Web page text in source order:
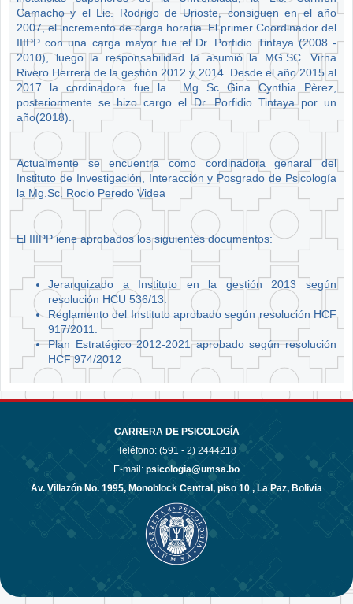
Camacho y el Lic. Rodrigo de Urioste, consiguen en el año
2007, el incremento de carga horaria. El primer Coordinador del
IIIPP con una carga mayor fue el Dr. Porfidio Tintaya (2008 -
2010), luego la responsabilidad la asumió la MG.SC. Virna
Rivero Herrera de la gestión 2012 y 2014. Desde el año 2015 al
2017 la cordinadora fue la Mg Sc Gina Cynthia Pèrez,
posteriormente se hizo cargo el Dr. Porfidio Tintaya por un
año(2018).
Actualmente se encuentra como cordinadora genaral del
Instituto de Investigación, Interacción y Posgrado de Psicología
la Mg.Sc. Rocio Peredo Videa
El IIIPP iene aprobados los siguientes documentos:
Jerarquizado a Instituto en la gestión 2013 según
resolución HCU 536/13.
Reglamento del Instituto aprobado según resolución HCF
917/2011.
Plan Estratégico 2012-2021 aprobado según resolución
HCF 974/2012
CARRERA DE PSICOLOGÍA
Teléfono: (591 - 2) 2444218
E-mail: psicologia@umsa.bo
Av. Villazón No. 1995, Monoblock Central, piso 10 , La Paz, Bolivia